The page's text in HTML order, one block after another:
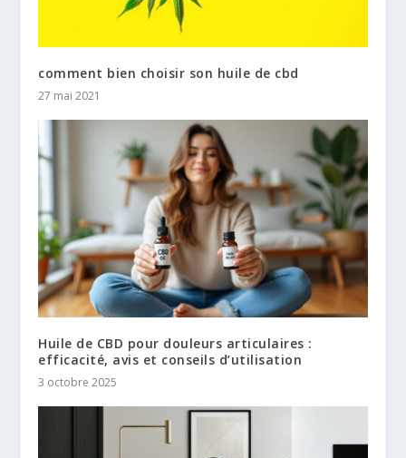
comment bien choisir son huile de cbd
27 mai 2021
Huile de CBD pour douleurs articulaires :
efficacité, avis et conseils d’utilisation
3 octobre 2025